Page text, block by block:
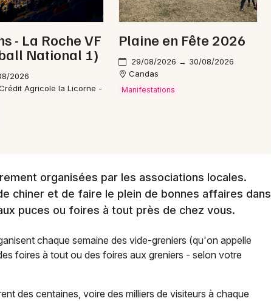
Mon email
Je m'abonne
- La Roche VF
National 1)
2026
Agricole la Licorne -
Plaine en Fête 2026
29/08/2026 → 30/08/2026
Candas
Manifestations
organisées par les associations locales.
chiner et de faire le plein de bonnes affaires dans
puces ou foires à tout près de chez vous.
chaque semaine des vide-greniers (qu'on appelle
foires à tout ou des foires aux greniers - selon votre
des centaines, voire des milliers de visiteurs à chaque